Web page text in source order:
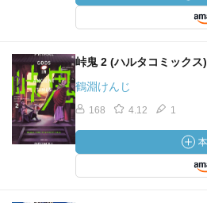
峠鬼 2 (ハルタコミックス)
鶴淵けんじ
168 4.12 1